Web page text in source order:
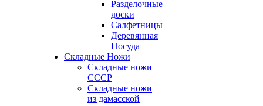
Разделочные
доски
Салфетницы
Деревянная
Посуда
Складные Ножи
Cкладные ножи
СССР
Складные ножи
из дамасской